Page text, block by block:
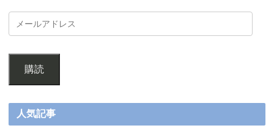
購読
人気記事